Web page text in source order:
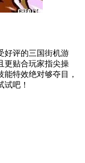
好评的三国街机游
更贴合玩家指尖操
特效绝对够夺目，
吧！